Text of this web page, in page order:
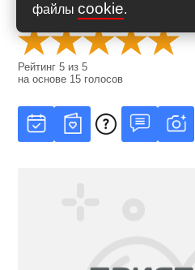
файлы cookie.
Оценить рецепт
Рейтинг5 из5
на основе 15 голосов